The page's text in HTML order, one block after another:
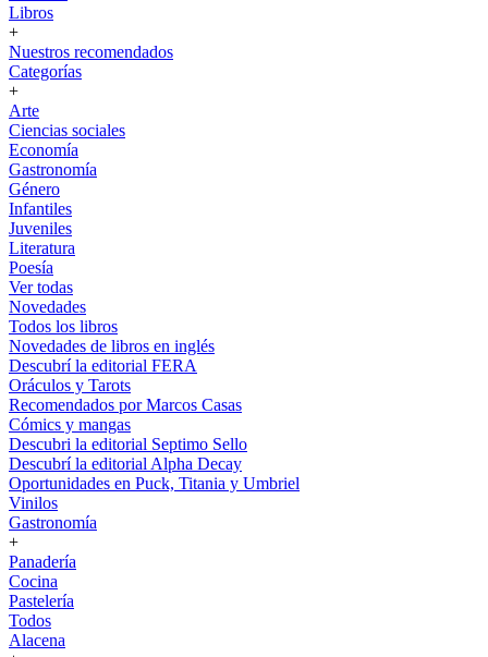
Libros
+
Nuestros recomendados
Categorías
+
Arte
Ciencias sociales
Economía
Gastronomía
Género
Infantiles
Juveniles
Literatura
Poesía
Ver todas
Novedades
Todos los libros
Novedades de libros en inglés
Descubrí la editorial FERA
Oráculos y Tarots
Recomendados por Marcos Casas
Cómics y mangas
Descubri la editorial Septimo Sello
Descubrí la editorial Alpha Decay
Oportunidades en Puck, Titania y Umbriel
Vinilos
Gastronomía
+
Panadería
Cocina
Pastelería
Todos
Alacena